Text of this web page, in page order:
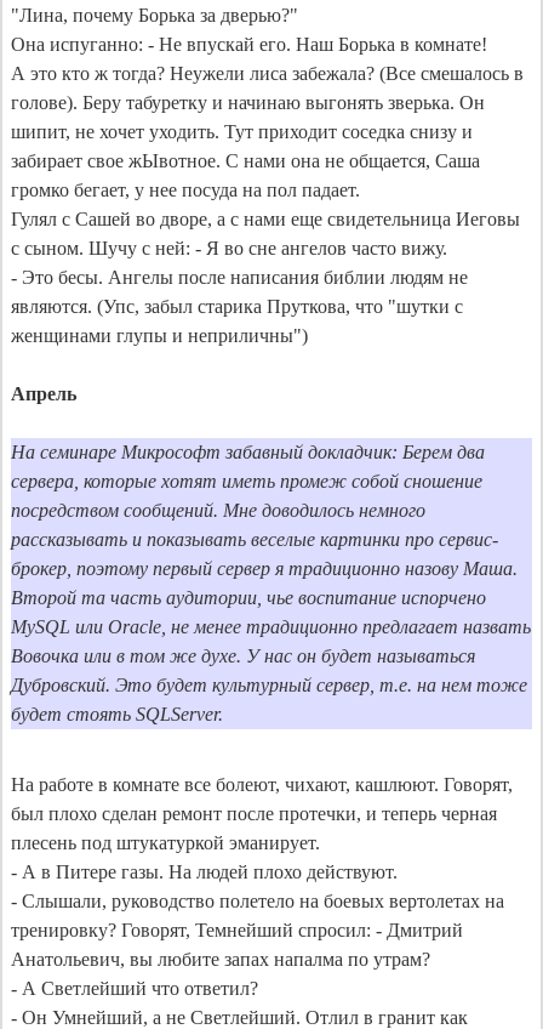
"Лина, почему Борька за дверью?"
Она испуганно: - Не впускай его. Наш Борька в комнате!
А это кто ж тогда? Неужели лиса забежала? (Все смешалось в
голове). Беру табуретку и начинаю выгонять зверька. Он
шипит, не хочет уходить. Тут приходит соседка снизу и
забирает свое жЫвотное. С нами она не общается, Саша
громко бегает, у нее посуда на пол падает.
Гулял с Сашей во дворе, а с нами еще свидетельница Иеговы
с сыном. Шучу с ней: - Я во сне ангелов часто вижу.
- Это бесы. Ангелы после написания библии людям не
являются. (Упс, забыл старика Пруткова, что "шутки с
женщинами глупы и неприличны")
Апрель
На семинаре Микрософт забавный докладчик: Берем два
сервера, которые хотят иметь промеж собой сношение
посредством сообщений. Мне доводилось немного
рассказывать и показывать веселые картинки про сервис-
брокер, поэтому первый сервер я традиционно назову Маша.
Второй та часть аудитории, чье воспитание испорчено
MySQL или Oracle, не менее традиционно предлагает назвать
Вовочка или в том же духе. У нас он будет называться
Дубровский. Это будет культурный сервер, т.е. на нем тоже
На работе в комнате все болеют, чихают, кашлюют. Говорят,
был плохо сделан ремонт после протечки, и теперь черная
плесень под штукатуркой эманирует.
- А в Питере газы. На людей плохо действуют.
- Слышали, руководство полетело на боевых вертолетах на
тренировку? Говорят, Темнейший спросил: - Дмитрий
Анатольевич, вы любите запах напалма по утрам?
- А Светлейший что ответил?
- Он Умнейший, а не Светлейший. Отлил в гранит как